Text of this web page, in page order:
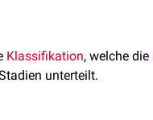
Klassifikation, welche die
unterteilt.